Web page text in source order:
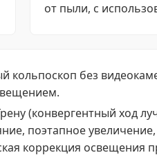
от пыли, с
кольпоскоп без
(конвергентный ход
поэтапное
коррекция освещения